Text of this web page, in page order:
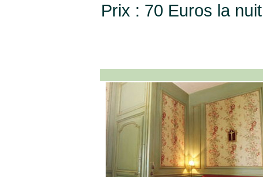
Prix : 70 Euros la